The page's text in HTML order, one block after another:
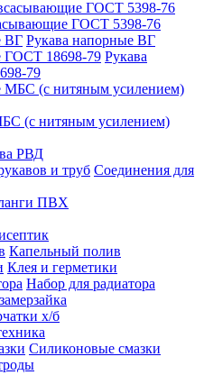
ГОСТ 5398-76
Рукава напорные ВГ
Рукава
79
(с нитяным усилением)
РВД
Соединения для
ПВХ
Капельный полив
Клея и герметики
Набор для радиатора
х/б
Силиконовые смазки